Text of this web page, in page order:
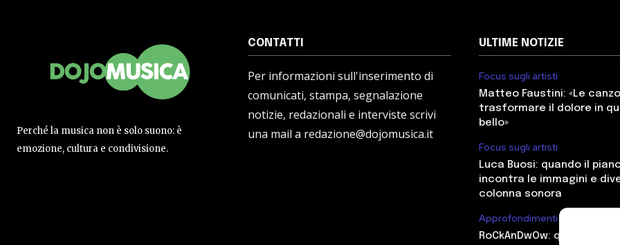
Perché la musica non è solo suono: è
emozione, cultura e condivisione.
CONTATTI
Per informazioni sull'inserimento di
comunicati, stampa, segnalazione
notizie, redazionali e interviste scrivi
una mail a redazione@dojomusica.it
ULTIME NOTIZIE
Focus sugli artisti
Matteo Faustini: «Le
trasformare il dolore in
bello»
Focus sugli artisti
Luca Buosi: quando il
incontra le immagini e
colonna sonora
Approfondimenti
RoCkAnDwOw: quando il